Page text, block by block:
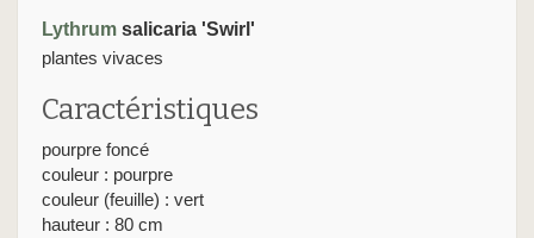
Lythrum salicaria 'Swirl'
plantes vivaces
Caractéristiques
pourpre foncé
couleur : pourpre
couleur (feuille) : vert
hauteur : 80 cm